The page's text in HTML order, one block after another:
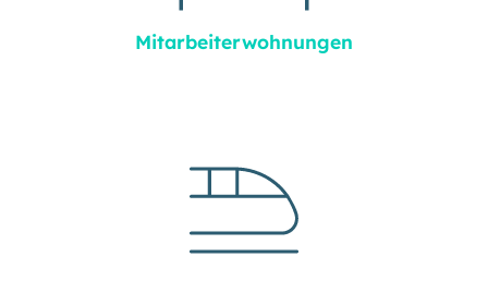
Mitarbeiter­wohnungen